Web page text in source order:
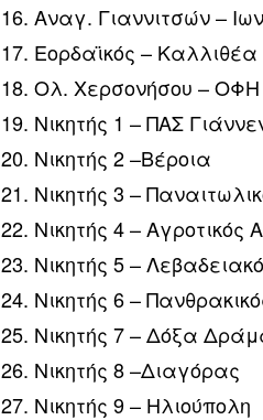
16. Αναγ. Γιαννιτσών –
17. Εορδαϊκός – Καλλιθέα
18. Ολ. Χερσονήσου – ΟΦΗ
19. Νικητής 1 – ΠΑΣ
20. Νικητής 2 –Βέροια
21. Νικητής 3 –
22. Νικητής 4 – Αγροτικός
23. Νικητής 5 –
24. Νικητής 6 –
25. Νικητής 7 – Δόξα
26. Νικητής 8 –Διαγόρας
27. Νικητής 9 – Ηλιούπολη